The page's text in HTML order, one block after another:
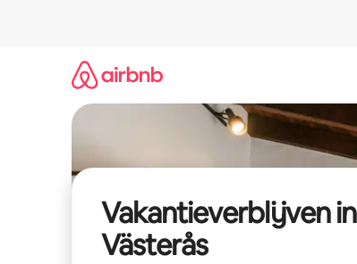
Vakantieverblijven in
Västerås